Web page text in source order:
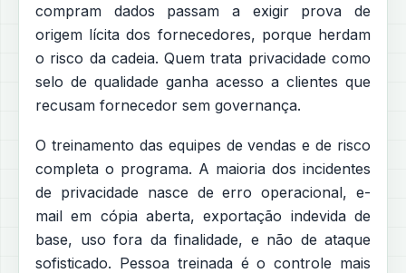
compram dados passam a exigir prova de
origem lícita dos fornecedores, porque herdam
o risco da cadeia. Quem trata privacidade como
selo de qualidade ganha acesso a clientes que
recusam fornecedor sem governança.
O treinamento das equipes de vendas e de risco
completa o programa. A maioria dos incidentes
de privacidade nasce de erro operacional, e-
mail em cópia aberta, exportação indevida de
base, uso fora da finalidade, e não de ataque
sofisticado. Pessoa treinada é o controle mais